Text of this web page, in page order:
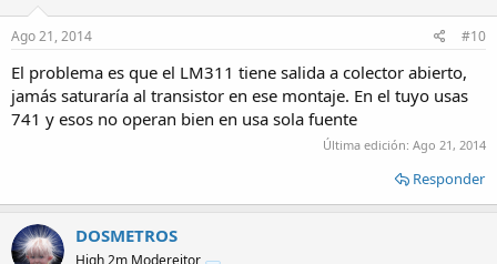
Ago 21, 2014 #10
El problema es que el LM311 tiene salida a colector abierto,
jamás saturaría al transistor en ese montaje. En el tuyo usas
741 y esos no operan bien en usa sola fuente
Última edición: Ago 21, 2014
Responder
DOSMETROS
High 2m Modereitor